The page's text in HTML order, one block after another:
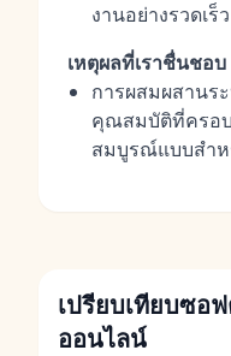
งานอย่างรวดเร็ว
เหตุผลที่เราชื่นชอบ
การผสมผสานร
คุณสมบัติที่ครอ
สมบูรณ์แบบสำห
เปรียบเทียบซอ
ออนไลน์